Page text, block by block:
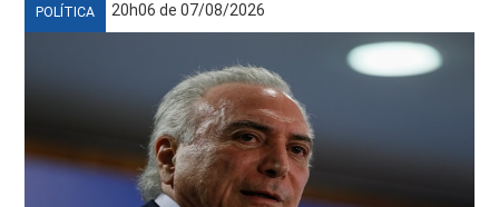
POLÍTICA 20h06 de 07/08/2026